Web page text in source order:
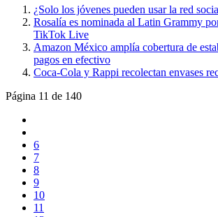
¿Solo los jóvenes pueden usar la red
Rosalía es nominada al Latin Grammy
TikTok Live
Amazon México amplía cobertura de
pagos en efectivo
Coca-Cola y Rappi recolectan envases
Página 11 de 140
6
7
8
9
10
11